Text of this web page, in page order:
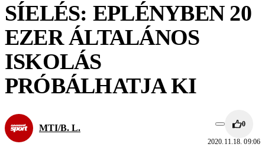
SÍELÉS: EPLÉNYBEN 20
EZER ÁLTALÁNOS
ISKOLÁS
PRÓBÁLHATJA KI
MTI/B. L. 0
2020.11.18. 09:06